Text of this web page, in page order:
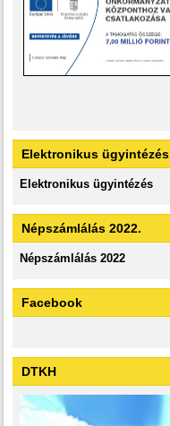
Elektronikus ügyintézés
Elektronikus ügyintézés
Népszámlálás 2022.
Népszámlálás 2022
Facebook
DTKH